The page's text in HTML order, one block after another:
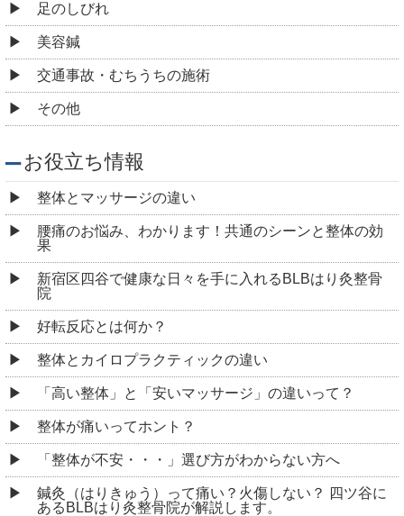
足のしびれ
美容鍼
交通事故・むちうちの施術
その他
お役立ち情報
整体とマッサージの違い
腰痛のお悩み、わかります！共通のシーンと整体の効
果
新宿区四谷で健康な日々を手に入れるBLBはり灸整骨
院
好転反応とは何か？
整体とカイロプラクティックの違い
「高い整体」と「安いマッサージ」の違いって？
整体が痛いってホント？
「整体が不安・・・」選び方がわからない方へ
鍼灸（はりきゅう）って痛い？火傷しない？ 四ツ谷に
あるBLBはり灸整骨院が解説します。